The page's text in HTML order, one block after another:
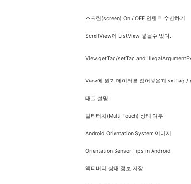
스크린(screen) On / OFF 인덴트 수신하기
ScrollView에 ListView 넣을수 없다.
View.getTag/setTag and
View에 뭔가 데이터를 집어넣을때 setTag /
태그 설명
멀티터치(Multi Touch) 상태 여부
Android Orientation System 이미지
Orientation Sensor Tips in Android
액티버티 상태 정보 저장